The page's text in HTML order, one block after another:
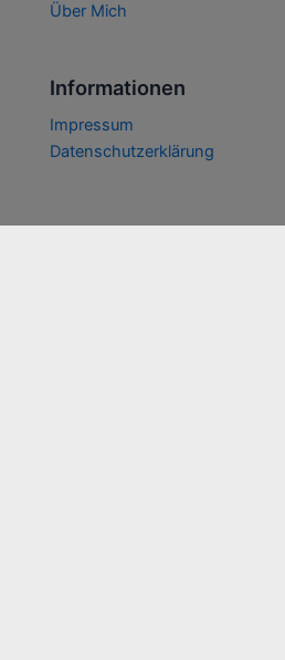
Über Mich
Informationen
Impressum
Datenschutzerklärung